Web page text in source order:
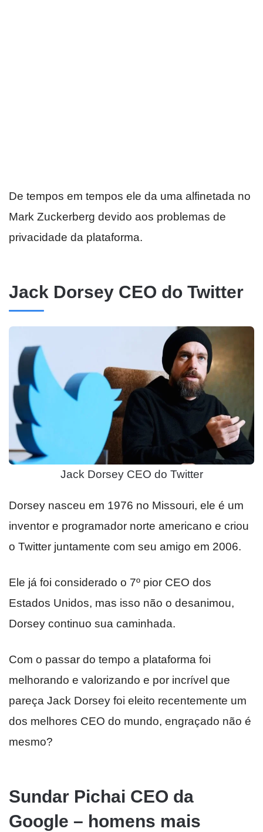
De tempos em tempos ele da uma alfinetada no
Mark Zuckerberg devido aos problemas de
privacidade da plataforma.
Jack Dorsey CEO do Twitter
Jack Dorsey CEO do Twitter
Dorsey nasceu em 1976 no Missouri, ele é um
inventor e programador norte americano e criou
o Twitter juntamente com seu amigo em 2006.
Ele já foi considerado o 7º pior CEO dos
Estados Unidos, mas isso não o desanimou,
Dorsey continuo sua caminhada.
Com o passar do tempo a plataforma foi
melhorando e valorizando e por incrível que
pareça Jack Dorsey foi eleito recentemente um
dos melhores CEO do mundo, engraçado não é
mesmo?
Sundar Pichai CEO da
Google – homens mais